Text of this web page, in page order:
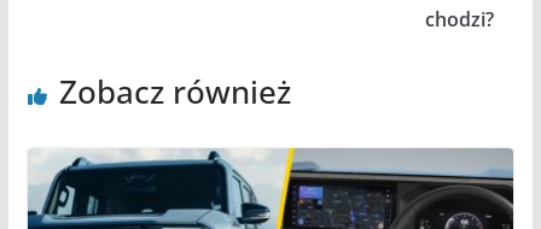
chodzi?
Zobacz również